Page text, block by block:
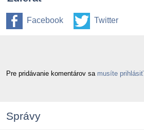
Facebook Twitter
Pre pridávanie komentárov sa musíte prihlásiť
Správy